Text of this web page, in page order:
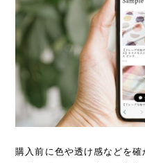
購入前に色や透け感などを